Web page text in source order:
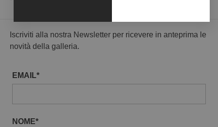
Iscriviti alla nostra Newsletter per ricevere in anteprima le
novità della galleria.
EMAIL*
NOME*